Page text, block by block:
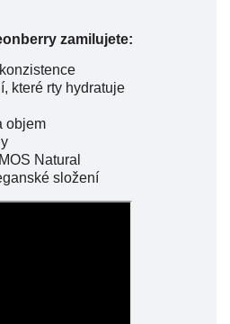
zamilujete:
které rty hydratuje
objem
Natural
složení